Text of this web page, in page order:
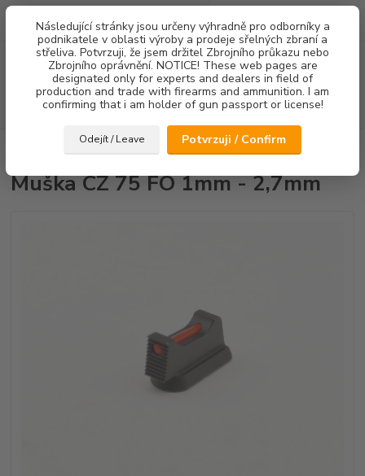
Následující stránky jsou určeny výhradně pro odborníky a
podnikatele v oblasti výroby a prodeje sřelných zbraní a
střeliva. Potvrzuji, že jsem držitel Zbrojního průkazu nebo
Zbrojního oprávnění. NOTICE! These web pages are
designated only for experts and dealers in field of
production and trade with firearms and ammunition. I am
confirming that i am holder of gun passport or license!
Odejít / Leave Potvrzuji / Confirm
Menu
Hledat
za0,00 Kč
Muška CZ 75 FO 1mm - 2,7mm
Muška CZ 75 FO 1mm - 2,7mm